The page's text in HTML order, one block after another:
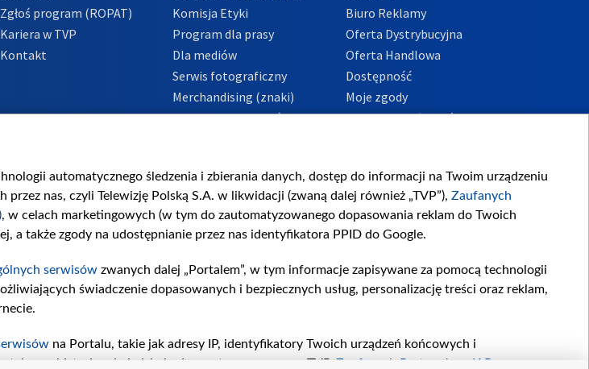
Zgłoś program (ROPAT)
Kariera w TVP
Kontakt
Komisja Etyki
Program dla prasy
Dla mediów
Serwis fotograficzny
Merchandising (znaki)
Polityka Prywatności
Biuro Reklamy
Oferta Dystrybucyjna
Oferta Handlowa
Dostępność
Moje zgody
Procedura zgłoszeń
automatycznego śledzenia i zbierania danych, dostęp do informacji na Twoim urządzeniu
nas, czyli Telewizję Polską S.A. w likwidacji (zwaną dalej również „TVP”), Zaufanych
, w celach marketingowych (w tym do zautomatyzowanego dopasowania reklam do Twoich
a także zgody na udostępnianie przez nas identyfikatora PPID do Google.
serwisów zwanych dalej „Portalem”, w tym informacje zapisywane za pomocą technologii
świadczenie dopasowanych i bezpiecznych usług, personalizację treści oraz reklam,
na Portalu, takie jak adresy IP, identyfikatory Twoich urządzeń końcowych i
czy historia odwiedzin będą przetwarzane przez TVP, Zaufanych Partnerów z IAB